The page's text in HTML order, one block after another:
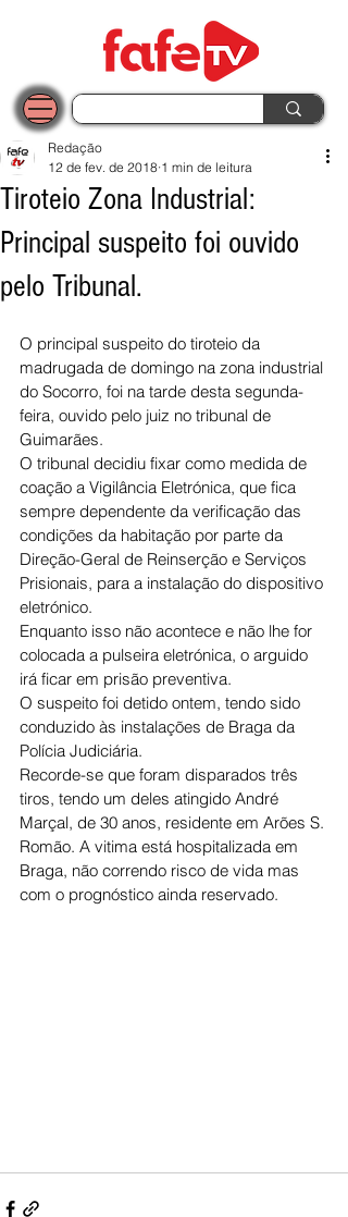
Tiroteio Zona Industrial:
Principal suspeito foi ouvido
pelo Tribunal.
Redação
12 de fev. de 2018 1 min de leitura
O principal suspeito do tiroteio da
madrugada de domingo na zona industrial
do Socorro, foi na tarde desta segunda-
feira, ouvido pelo juiz no tribunal de
Guimarães.
O tribunal decidiu fixar como medida de
coação a Vigilância Eletrónica, que fica
sempre dependente da verificação das
condições da habitação por parte da
Direção-Geral de Reinserção e Serviços
Prisionais, para a instalação do dispositivo
eletrónico.
Enquanto isso não acontece e não lhe for
colocada a pulseira eletrónica, o arguido
irá ficar em prisão preventiva.
O suspeito foi detido ontem, tendo sido
conduzido às instalações de Braga da
Polícia Judiciária.
Recorde-se que foram disparados três
tiros, tendo um deles atingido André
Marçal, de 30 anos, residente em Arões S.
Romão. A vitima está hospitalizada em
Braga, não correndo risco de vida mas
com o prognóstico ainda reservado.